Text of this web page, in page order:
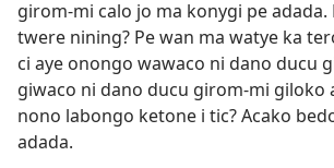
girom-mi calo jo ma konygi pe
twere nining? Pe wan ma watye ka
ci aye onongo wawaco ni dano ducu
giwaco ni dano ducu girom-mi giloko
nono labongo ketone i tic? Acako
adada.